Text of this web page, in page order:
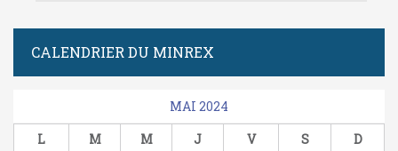
CALENDRIER DU MINREX
MAI 2024
L
M M J V S
D